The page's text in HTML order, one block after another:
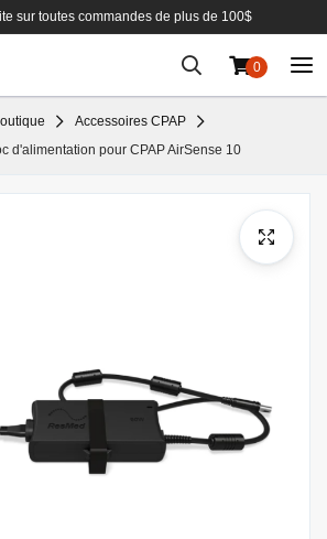
sur toutes commandes de plus de 100$
0
Accessoires CPAP
d'alimentation pour CPAP AirSense 10